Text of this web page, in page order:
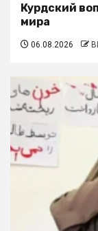
Курдский
мира
06.08.2026